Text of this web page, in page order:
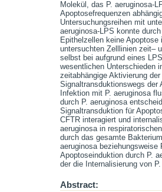
Molekül, das P. aeruginosa-
Apoptosefrequenzen
Untersuchungsreihen mit
aeruginosa-LPS konnte
Epithelzellen keine
untersuchten Zelllinien zeit–
selbst bei aufgrund eines
wesentlichen Unterschieden
zeitabhängige Aktivierung
Signaltransduktionswegs der
Infektion mit P. aeruginosa
durch P. aeruginosa
Signaltransduktion für
CFTR interagiert und
aeruginosa in
durch das gesamte
aeruginosa
Apoptoseinduktion durch P.
der die Internalisierung von
Abstract: